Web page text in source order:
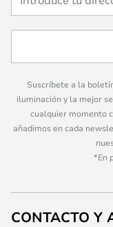
Suscríbete a la
iluminación y la mejor
cualquier momento
añadimos en cada
*En
CONTACTO Y